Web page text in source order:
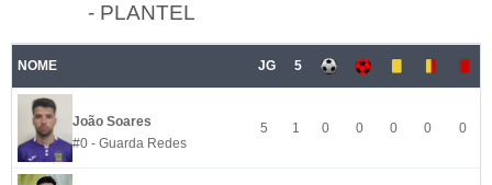
- PLANTEL
NOME JG 5
João Soares
#0 - Guarda Redes
5 1 0 0 0 0 0